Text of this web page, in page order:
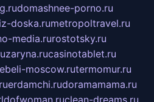
domashnee-porno.ru
doska.rumetropoltravel.ru
media.rurostotsky.ru
zaryna.rucasinotablet.ru
moscow.rutermomur.ru
erdamchi.rudoramamama.ru
clean-dreams.ru